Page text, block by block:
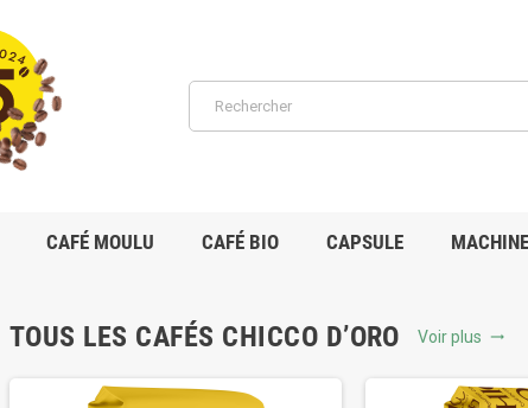
CAFÉ MOULU CAFÉ BIO CAPSULE
TOUS LES CAFÉS CHICCO D’ORO Voir plus trending_flat